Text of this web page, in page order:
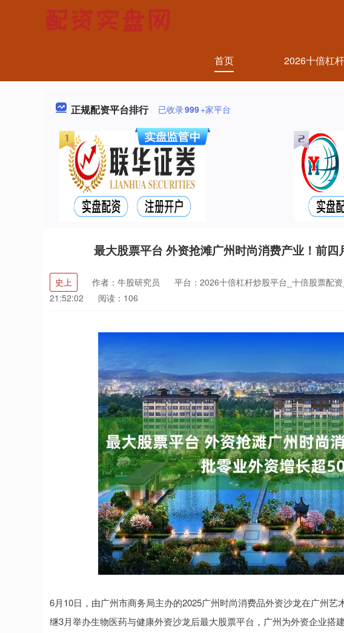
首页 2026十倍杠
正规配资平台排行 已收录999+家平台
最大股票平台 外资抢滩广州时尚消费产业！前
史上 作者：牛股研究员 平台：2026十倍杠杆炒股平台_十倍股票配
21:52:02
阅读：106
6月10日，由广州市商务局主办的2025广州时尚消费品外资沙龙在广州
继3月举办生物医药与健康外资沙龙后最大股票平台，广州为外资企业搭